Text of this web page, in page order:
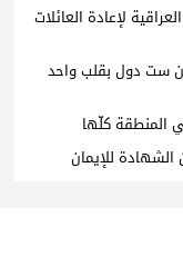
لإعادة العائلات
من ست دول بقلب واحد
المنطقة كلّها
للإيمان